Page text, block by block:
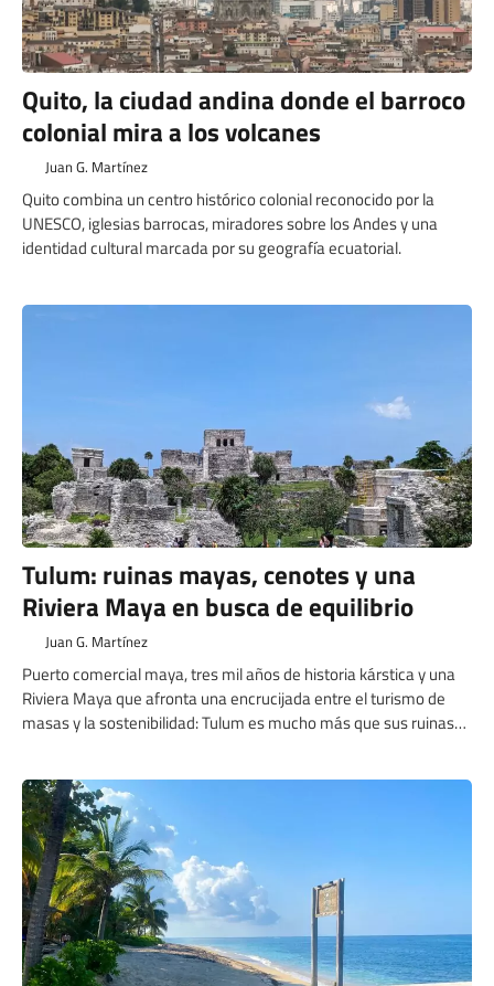
Quito, la ciudad andina donde el barroco
colonial mira a los volcanes
Juan G. Martínez
Quito combina un centro histórico colonial reconocido por la
UNESCO, iglesias barrocas, miradores sobre los Andes y una
identidad cultural marcada por su geografía ecuatorial.
Tulum: ruinas mayas, cenotes y una
Riviera Maya en busca de equilibrio
Juan G. Martínez
Puerto comercial maya, tres mil años de historia kárstica y una
Riviera Maya que afronta una encrucijada entre el turismo de
masas y la sostenibilidad: Tulum es mucho más que sus ruinas